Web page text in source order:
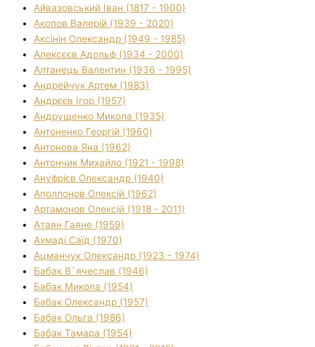
Айвазовський Іван (1817 - 1900)
Акопов Валерій (1939 - 2020)
Аксінін Олександр (1949 - 1985)
Алексєєв Адольф (1934 - 2000)
Алтанець Валентин (1936 - 1995)
Андрейчук Артем (1983)
Андрєєв Ігор (1957)
Андрущенко Микола (1935)
Антоненко Георгій (1960)
Антонова Яна (1962)
Антончик Михайло (1921 - 1998)
Ануфрієв Олександр (1940)
Аполлонов Олексій (1962)
Артамонов Олексій (1918 - 2011)
Атаян Гаяне (1959)
Ахмаді Саїд (1970)
Ацманчук Олександр (1923 - 1974)
Бабак В`ячеслав (1946)
Бабак Микола (1954)
Бабак Олександр (1957)
Бабак Ольга (1986)
Бабак Тамара (1954)